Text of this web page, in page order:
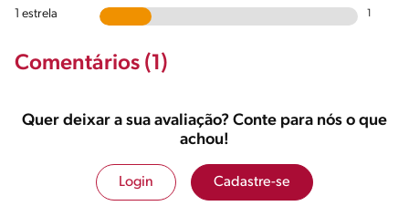
1 estrela
Comentários (1)
Quer deixar a sua avaliação? Conte para nós o que
achou!
Login Cadastre-se